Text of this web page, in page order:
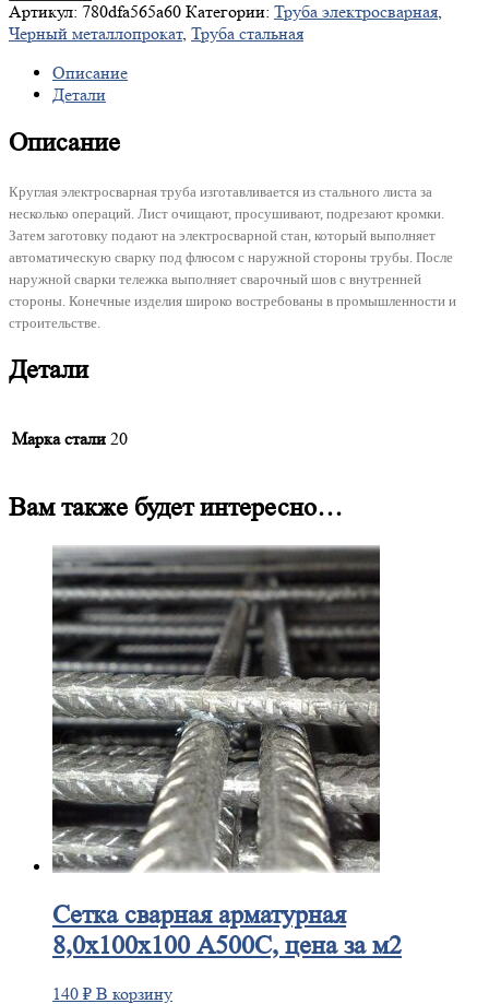
Артикул: 780dfa565a60 Категории: Труба электросварная,
Черный металлопрокат, Труба стальная
Описание
Детали
Описание
Круглая электросварная труба изготавливается из стального листа за
несколько операций. Лист очищают, просушивают, подрезают кромки.
Затем заготовку подают на электросварной стан, который выполняет
автоматическую сварку под флюсом с наружной стороны трубы. После
наружной сварки тележка выполняет сварочный шов с внутренней
стороны. Конечные изделия широко востребованы в промышленности и
строительстве.
Детали
Марка стали 20
Вам также будет интересно…
Сеткасварная арматурная
8,0х100х100 А500С, цена за м2
140 ₽ В корзину